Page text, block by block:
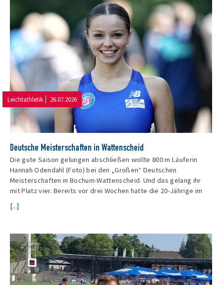
Leichtathletik 26.07.2026
Deutsche Meisterschaften in Wattenscheid
Die gute Saison gelungen abschließen wollte 800 m Läuferin
Hannah Odendahl (Foto) bei den „Großen“ Deutschen
Meisterschaften in Bochum-Wattenscheid. Und das gelang ihr
mit Platz vier. Bereits vor drei Wochen hatte die 20-Jährige im
[...]